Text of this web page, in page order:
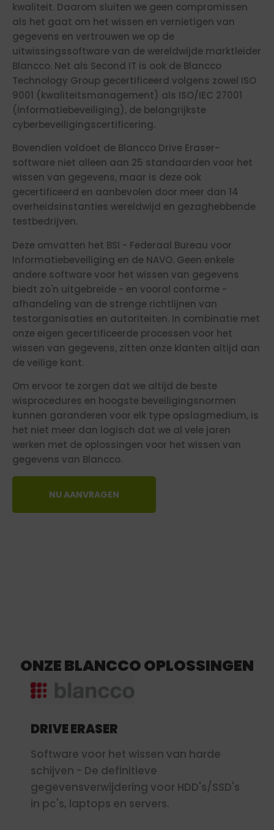
kwaliteit. Daarom sluiten we geen compromissen
als het gaat om het wissen en vernietigen van
gegevens en vertrouwen we op de
uitwissingssoftware van de wereldwijde marktleider
Blancco. Net als Second IT is ook de Blancco
Technology Group gecertificeerd volgens zowel ISO
9001 (kwaliteitsmanagement) als ISO/IEC 27001
(informatiebeveiliging), de belangrijkste
cyberbeveiligingscertificering.
Bovendien voldoet de Blancco Drive Eraser-
software niet alleen aan 25 standaarden voor het
wissen van gegevens, maar is deze ook
gecertificeerd en aanbevolen door meer dan 14
overheidsinstanties wereldwijd en gezaghebbende
testbedrijven.
Deze omvatten het BSI - Federaal Bureau voor
Informatiebeveiliging en de NAVO. Geen enkele
andere software voor het wissen van gegevens
biedt zo'n uitgebreide - en vooral conforme -
afhandeling van de strenge richtlijnen van
testorganisaties en autoriteiten. In combinatie met
onze eigen gecertificeerde processen voor het
wissen van gegevens, zitten onze klanten altijd aan
de veilige kant.
Om ervoor te zorgen dat we altijd de beste
wisprocedures en hoogste beveiligingsnormen
kunnen garanderen voor elk type opslagmedium, is
het niet meer dan logisch dat we al vele jaren
werken met de oplossingen voor het wissen van
gegevens van Blancco.
NU AANVRAGEN
ONZE BLANCCO OPLOSSINGEN
DRIVE ERASER
Software voor het wissen van harde
schijven - De definitieve
gegevensverwijdering voor HDD's/SSD's
in pc's, laptops en servers.